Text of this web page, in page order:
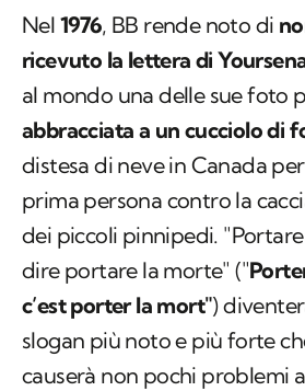
Nel 1976, BB rende noto di
ricevuto la lettera di
al mondo una delle sue foto
abbracciata a un cucciolo di
distesa di neve in Canada
prima persona contro la
dei piccoli pinnipedi.
dire portare la morte" ("
c’est porter la mort")
slogan più noto e più forte
causerà non pochi problemi